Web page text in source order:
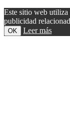
Este sitio web utiliza
publicidad
OK Leer más